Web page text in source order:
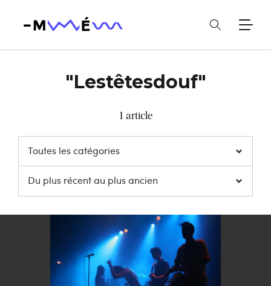
"Lestêtesdouf"
1 article
Toutes les catégories
Du plus récent au plus ancien